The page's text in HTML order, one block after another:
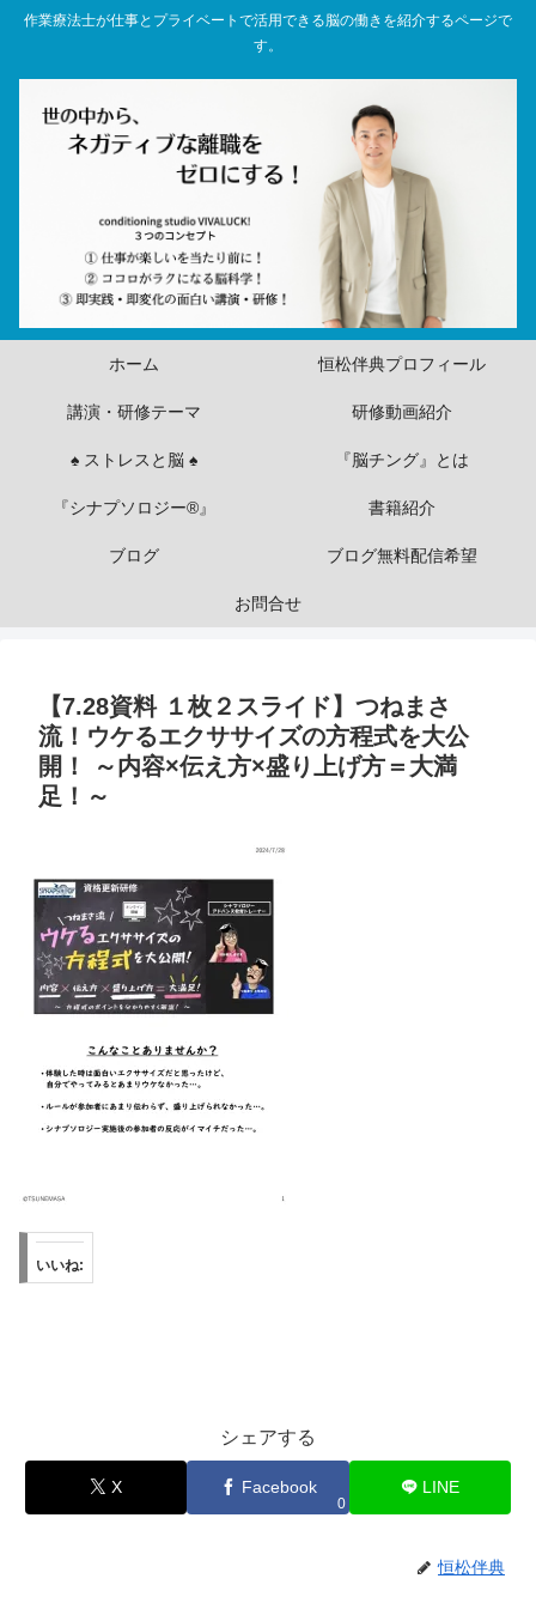
作業療法士が仕事とプライベートで活用できる脳の働きを紹介するページで
す。
ホーム 恒松伴典プロフィール
講演・研修テーマ 研修動画紹介
♠ ストレスと脳 ♠ 『脳チング』とは
『シナプソロジー®』 書籍紹介
ブログ ブログ無料配信希望
お問合せ
【7.28資料 １枚２スライド】つねまさ
流！ウケるエクササイズの方程式を大公
開！ ～内容×伝え方×盛り上げ方＝大満
足！～
いいね:
シェアする
X Facebook
0
LINE
恒松伴典